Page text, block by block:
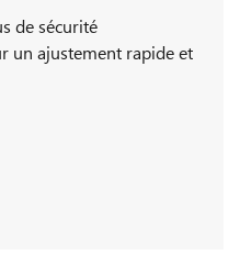
de sécurité
un ajustement rapide et